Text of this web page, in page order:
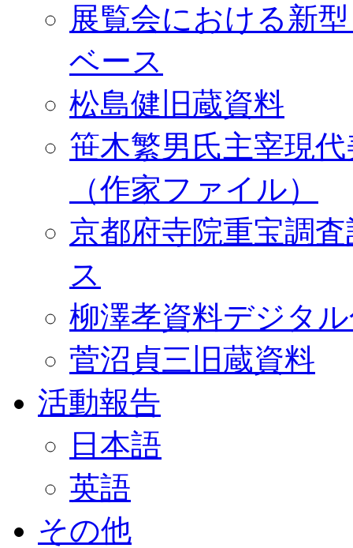
展覧会における新
ベース
松島健旧蔵資料
笹木繁男氏主宰現
（作家ファイル）
京都府寺院重宝調
ス
柳澤孝資料デジタ
菅沼貞三旧蔵資料
活動報告
日本語
英語
その他